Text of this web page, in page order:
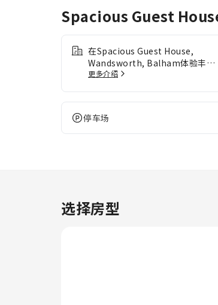
Spacious Guest
在Spacious Guest House,
Wandsworth, Balham体验丰富
多样的一流设施与服务。 使用住
的照片或回复电子邮件。提供礼宾
的需求。 住宿提供洗衣服务，让
您心爱的旅行衣服保持干净，无需
舒适的入住体验。 为确保您住得
舒心，部分客房提供空调或寝具用
更多介绍
停车场
选择房型